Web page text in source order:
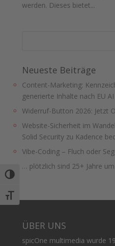
Umschalten auf hohe Kontraste
Schrift vergrößern
werden. Dieses bietet...
Neueste Beiträge
Content-Marketing:
generierte Inhalte nach EU
Widerruf-Button 2026: Jetzt
Website-Sicherheit im
Solid Security zu Kadence
Vibe-Coding – Fluch oder
… plötzlich sind 25+ Jahre um
ÜBER UNS
spicOne multimedia wurde